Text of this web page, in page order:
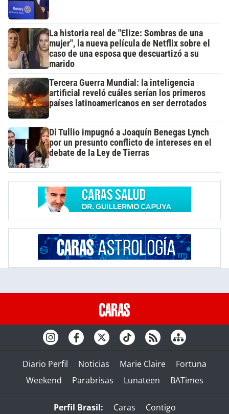
La historia real de "Elize: Sombras de una
mujer", la nueva película de Netflix sobre el
caso de una esposa que descuartizó a su
marido
Tercera Guerra Mundial: la inteligencia
artificial reveló cuáles serían los primeros
países latinoamericanos en ser derrotados
Di Tullio impugnó a Joaquín Benegas Lynch
por un presunto conflicto de intereses en el
debate de la Ley de Tierras
Diario Perfil Noticias Marie Claire
Fortuna
Weekend
Parabrisas Lunateen BATimes
Perfil Brasil: Caras Contigo